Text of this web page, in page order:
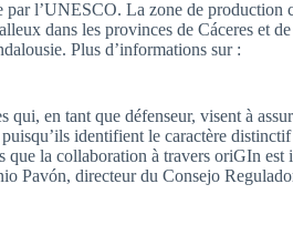
par l’UNESCO. La zone de production
dans les provinces de Cáceres et
Plus d’informations sur :
en tant que défenseur, visent à
identifient le caractère distinctif
que la collaboration à travers oriGIn est
Pavón, directeur du Consejo